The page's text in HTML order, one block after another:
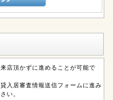
店頂かずに進めることが可能で
入居審査情報送信フォームに進み
い。